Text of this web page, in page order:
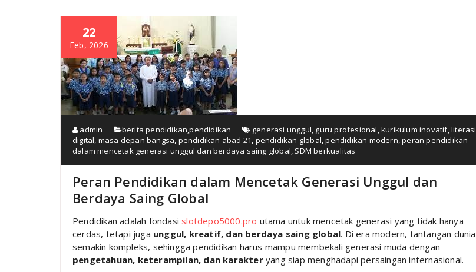
22
Feb, 2026
admin berita pendidikan,pendidikan generasi unggul, guru profesional,kurikulum inovatif,literasi
digital, masa depan bangsa, pendidikan abad 21, pendidikan global,pendidikan modern,peran pendidikan
dalam mencetak generasi unggul dan berdaya saing global, SDM berkualitas
Peran Pendidikan dalam Mencetak Generasi Unggul dan
Berdaya Saing Global
Pendidikan adalah fondasi slotdepo5000.pro utama untuk mencetak generasi yang tidak hanya
cerdas, tetapi juga unggul, kreatif, dan berdaya saing global. Di era modern, tantangan dunia
semakin kompleks, sehingga pendidikan harus mampu membekali generasi muda dengan
pengetahuan, keterampilan, dan karakteryang siap menghadapi persaingan internasional.